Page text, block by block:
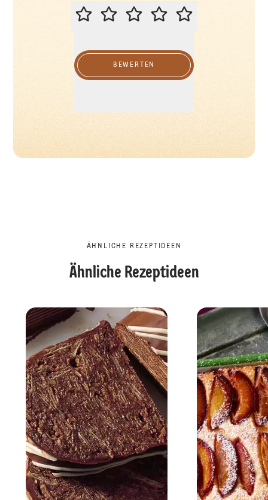
BITTE BEWERTEN SIE DIESES
BEWERTEN
ÄHNLICHE REZEPTIDEEN
Ähnliche Rezeptideen